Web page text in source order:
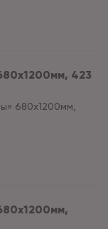
423
680х1200мм,